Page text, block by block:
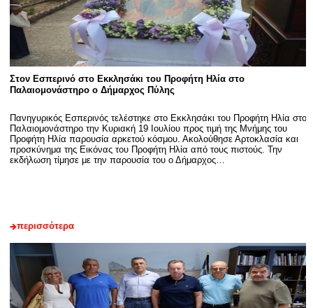
Στον Εσπερινό στο Εκκλησάκι του Προφήτη Ηλία στο
Παλαιομονάστηρο ο Δήμαρχος Πύλης
Πανηγυρικός Εσπερινός τελέστηκε στο Εκκλησάκι του Προφήτη Ηλία στο
Παλαιομονάστηρο την Κυριακή 19 Ιουλίου προς τιμή της Μνήμης του
Προφήτη Ηλία παρουσία αρκετού κόσμου. Ακολούθησε Αρτοκλασία και
προσκύνημα της Εικόνας του Προφήτη Ηλία από τους πιστούς. Την
εκδήλωση τίμησε με την παρουσία του ο Δήμαρχος…
περισσότερα